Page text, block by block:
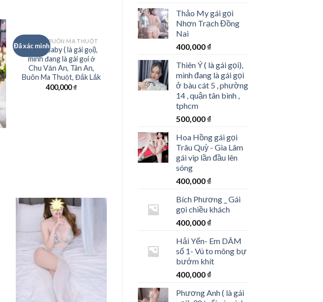
Thảo My gái gọi
Nhơn Trạch Đồng
Nai
400,000 ₫
Thiên Ý ( là gái gọi),
mình đang là gái gọi
ở bàu cát 5 , phường
14 , quận tân bình ,
tphcm
500,000 ₫
Hoa Hồng gái gọi
Trâu Quỳ - Gia Lâm
gái vip lần đầu lên
sóng
400,000 ₫
Bích Phương _ Gái
gọi chiều khách
400,000 ₫
Hải Yến- Em DÂM
số 1- Vú to mông bự
bướm khít
400,000 ₫
Phương Anh ( là gái
Đã xác minh
GÁI GỌI BUÔN MA THUỘT
Hà My Baby ( là gái gọi),
mình đang là gái gọi ở
Chu Văn An, Tân An,
Buôn Ma Thuột, Đắk Lắk
400,000₫